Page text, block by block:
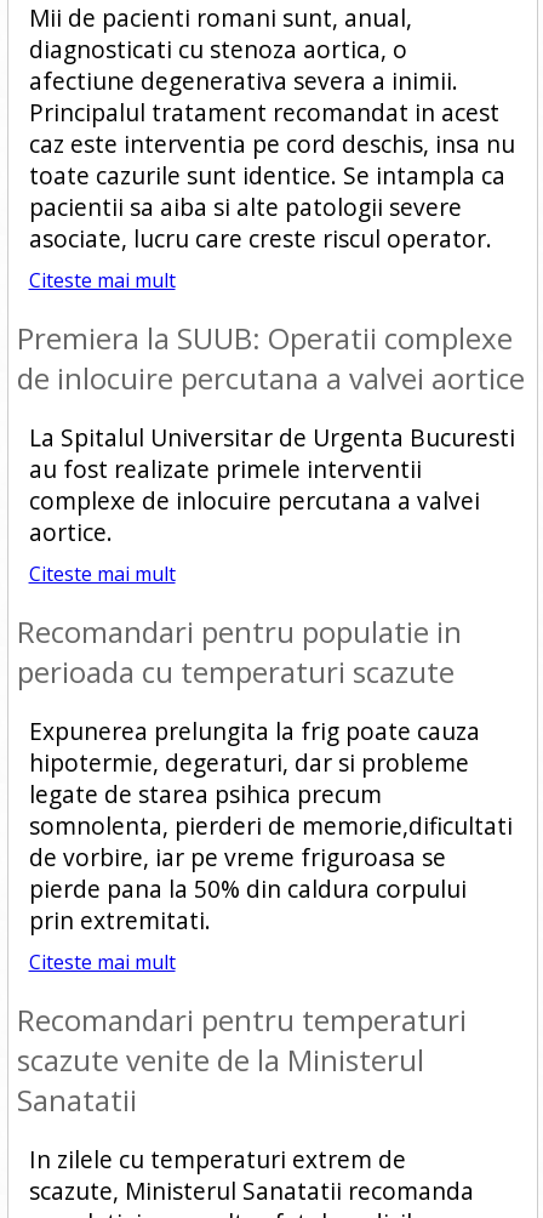
Mii de pacienti romani sunt, anual,
diagnosticati cu stenoza aortica, o
afectiune degenerativa severa a inimii.
Principalul tratament recomandat in acest
caz este interventia pe cord deschis, insa nu
toate cazurile sunt identice. Se intampla ca
pacientii sa aiba si alte patologii severe
asociate, lucru care creste riscul operator.
Citeste mai mult
Premiera la SUUB: Operatii complexe
de inlocuire percutana a valvei aortice
La Spitalul Universitar de Urgenta Bucuresti
au fost realizate primele interventii
complexe de inlocuire percutana a valvei
aortice.
Citeste mai mult
Recomandari pentru populatie in
perioada cu temperaturi scazute
Expunerea prelungita la frig poate cauza
hipotermie, degeraturi, dar si probleme
legate de starea psihica precum
somnolenta, pierderi de memorie,dificultati
de vorbire, iar pe vreme friguroasa se
pierde pana la 50% din caldura corpului
prin extremitati.
Citeste mai mult
Recomandari pentru temperaturi
scazute venite de la Ministerul
Sanatatii
In zilele cu temperaturi extrem de
scazute, Ministerul Sanatatii recomanda